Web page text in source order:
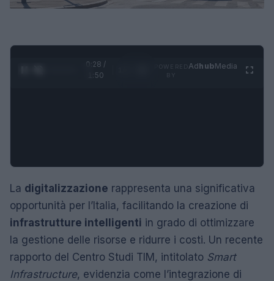
0:29 /
1:50
AdhubMedia
La digitalizzazione rappresenta una significativa
opportunità per l’Italia, facilitando la creazione di
infrastrutture intelligenti in grado di ottimizzare
la gestione delle risorse e ridurre i costi. Un recente
rapporto del Centro Studi TIM, intitolato Smart
Infrastructure, evidenzia come l’integrazione di